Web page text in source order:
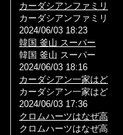
カーダシアンファミリ
カーダシアンファミリ
2024/06/03 18:23
韓国 釜山 スーパー
韓国 釜山 スーパー
2024/06/03 18:16
カーダシアン一家はど
カーダシアン一家はど
2024/06/03 17:36
クロムハーツはなぜ高
クロムハーツはなぜ高